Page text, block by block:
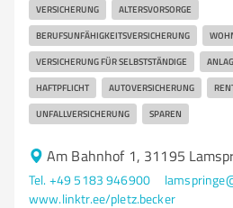
VERSICHERUNG ALTERSVORSORGE
BERUFSUNFÄHIGKEITSVERSICHERUNG
VERSICHERUNG FÜR SELBSTSTÄNDIGE
HAFTPFLICHT AUTOVERSICHERUNG
UNFALLVERSICHERUNG SPAREN
Am Bahnhof 1, 31195
Tel. +49 5183 946900
www.linktr.ee/pletz.becker